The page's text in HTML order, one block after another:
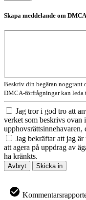
Skapa meddelande om
Beskriv din begäran noggrant
DMCA-förfrågningar kan
Jag tror i god tro att
verket som beskrivs ovan
upphovsrättsinnehavaren,
Jag bekräftar att jag
att agera på uppdrag av
ha kränkts.
Avbryt Skicka in